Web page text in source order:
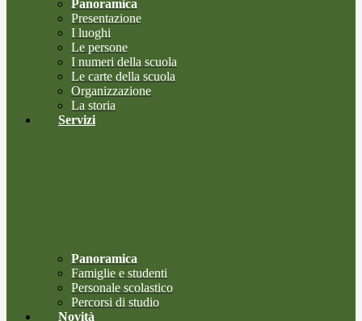
Panoramica
Presentazione
I luoghi
Le persone
I numeri della scuola
Le carte della scuola
Organizzazione
La storia
Servizi
Panoramica
Famiglie e studenti
Personale scolastico
Percorsi di studio
Novità